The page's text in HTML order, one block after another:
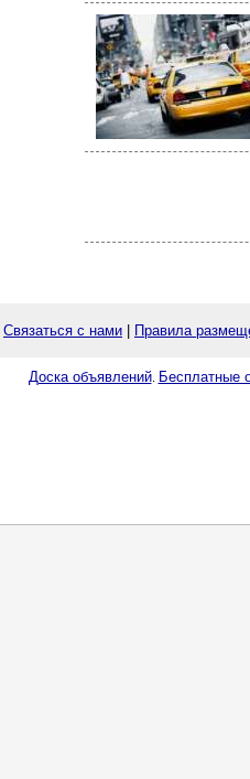
Связаться с нами Правила
Доска объявлений. Бесплатные